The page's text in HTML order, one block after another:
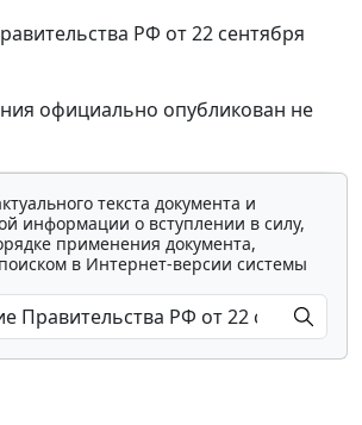
РФ от 22 сентября
официально опубликован не
текста документа и
информации о вступлении в силу,
применения документа,
в Интернет-версии системы